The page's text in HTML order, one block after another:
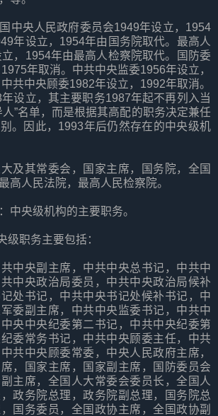
中央人民政府委员会1949年设立，1954
年设立，1954年由国务院取代。最高人
，1954年由最高人检察院取代。国防委
年取消。中共中央监委1956年设立，
共中央顾委1982年设立，1992年取消。
设立，其主要职务1987年起不再列入当
”名单，而是根据其高配的职务决定兼任
。因此，1993年后仍然存在的中央级机
及其常委会，国家主席，国务院，全国
高人民法院，最高人民检察院。
中央级机构的主要职务。
级职务主要包括：
中央副主席，中共中央总书记，中共中
中央政治局委员，中共中央政治局候补
处书记，中共中央书记处候补书记，中
委副主席，中共中央监委书记，中共中
央中央纪委第二书记，中共中央纪委第
委常务书记，中共中央顾委主任，中共
共中央顾委常委，中央人民政府主席，
，国家主席，国家副主席，国防委员会
主席，全国人大常委会委员长，全国人
政务院总理，政务院副总理，国务院总
国务委员，全国政协主席，全国政协副